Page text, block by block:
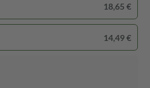
18,65 €
14,49 €